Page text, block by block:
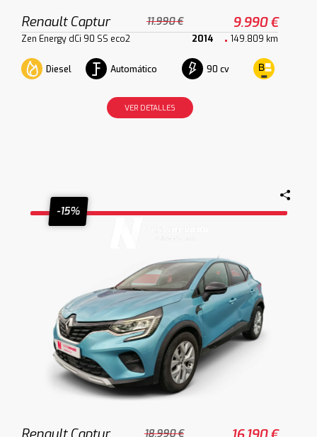
Renault Captur 11.990 € 9.990 €
Zen Energy dCi 90 SS eco2 2014 149.809 km
Diesel Automático 90 cv
VER DETALLES
-15%
18.990 €